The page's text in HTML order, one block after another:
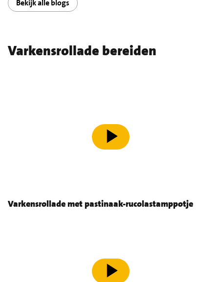
Bekijk alle blogs
Varkensrollade bereiden
speel video af
Varkensrollade met pastinaak-rucolastamppotje
speel video af